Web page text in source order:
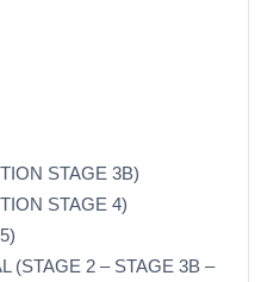
STAGE 3B)
STAGE 4)
(STAGE 2 – STAGE 3B –